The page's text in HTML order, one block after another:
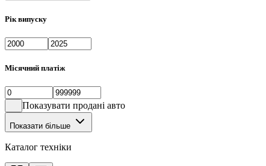
Рік випуску
Місячний платіж
Показувати продані авто
Показати більше
Каталог техніки